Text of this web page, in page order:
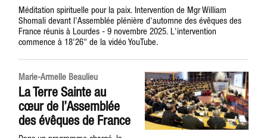
Méditation spirituelle pour la paix. Intervention de Mgr William
Shomali devant l'Assemblée plénière d'automne des évêques des
France réunis à Lourdes - 9 novembre 2025. L'intervention
commence à 18'26" de la vidéo YouTube.
Marie-Armelle Beaulieu
La Terre Sainte au
cœur de l’Assemblée
des évêques de France